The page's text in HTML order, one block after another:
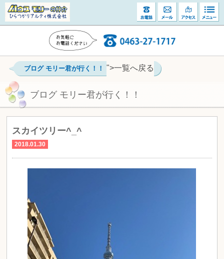
ブログ モリー君が行く！！ ">一覧へ戻る
ブログ モリー君が行く！！
スカイツリー^_^
2018.01.30